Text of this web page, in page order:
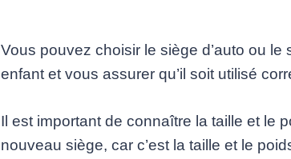
Vous pouvez choisir le siège d’auto ou le
enfant et vous assurer qu’il soit utilisé
Il est important de connaître la taille et le
nouveau siège, car c’est la taille et le